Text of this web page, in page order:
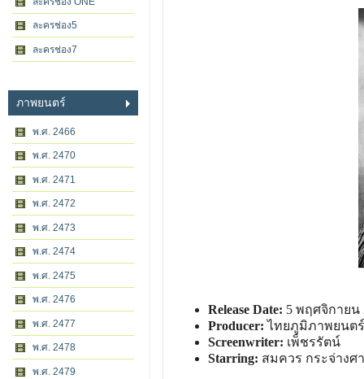
ละครช่อง5
ละครช่อง7
ภาพยนตร์
พ.ศ. 2466
พ.ศ. 2470
พ.ศ. 2471
พ.ศ. 2472
พ.ศ. 2473
พ.ศ. 2474
พ.ศ. 2475
พ.ศ. 2476
พ.ศ. 2477
พ.ศ. 2478
พ.ศ. 2479
Release Date: 5 พฤศจิกายน
Producer: ไทยภูมิภาพยนตร์
Screenwriter: เพ็ชรรัตน์
Starring: สมควร กระจ่างศ